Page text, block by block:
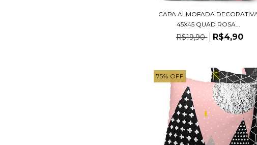
CAPA ALMOFADA
45X45 QUAD ROSA...
R$19,90 R$4,90
75% OFF